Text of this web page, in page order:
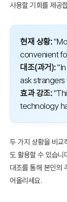
사용할 기회를 제공
현재 상황:
convenient
대조(과거):"In
ask
효과 강조:
technology
두 가지 상황을 비교
도 활용할 수 있습니
대조를 통해 본인의
어올리세요.